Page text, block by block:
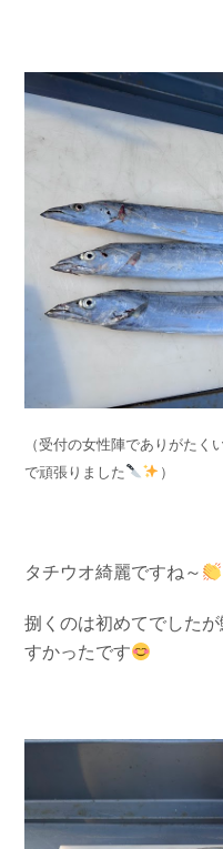
（受付の女性陣でありがた
で頑張りました
）
タチウオ綺麗ですね～
捌くのは初めてでした
すかったです